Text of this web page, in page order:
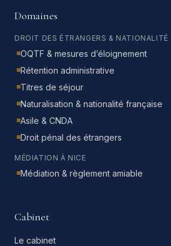
Domaines
DROIT DES ÉTRANGERS & NATIONALITÉ
OQTF & mesures d’éloignement
Rétention administrative
Titres de séjour
Naturalisation & nationalité française
Asile & CNDA
Droit pénal des étrangers
MÉDIATION À NICE
Médiation & règlement amiable
Cabinet
Le cabinet